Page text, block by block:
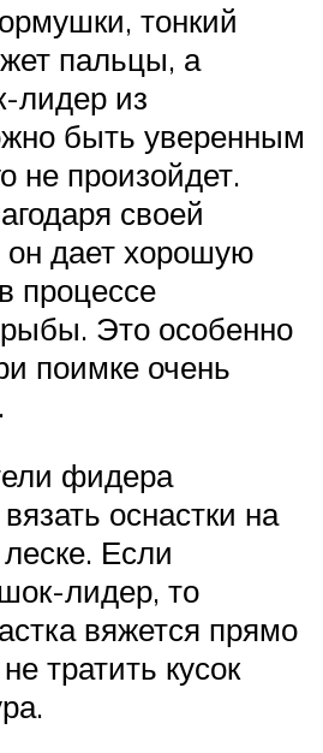
тонкий
пальцы, а
лидер из
быть уверенным
не произойдет.
своей
дает хорошую
процессе
Это особенно
поимке очень
фидера
оснастки на
Если
лидер, то
вяжется прямо
тратить кусок